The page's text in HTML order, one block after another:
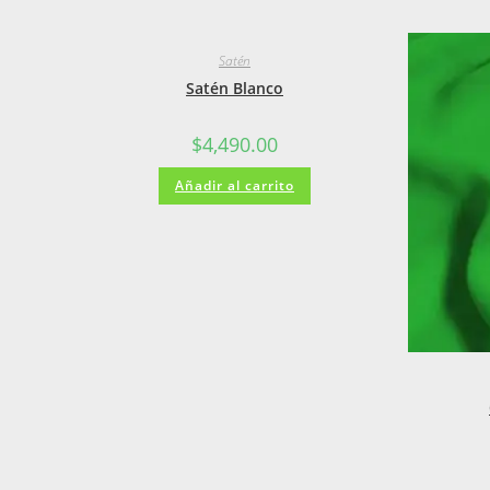
Satén
Satén Blanco
$4,490.00
Añadir al carrito